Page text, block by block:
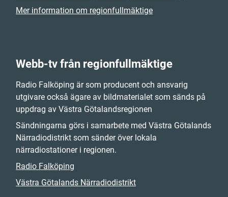
Mer information om regionfullmäktige
Webb-tv från regionfullmäktige
Radio Falköping är som producent och ansvarig
utgivare också ägare av bildmaterialet som sänds på
uppdrag av Västra Götalandsregionen
Sändningarna görs i samarbete med Västra Götalands
Närradiodistrikt som sänder över lokala
närradiostationer i regionen.
Radio Falköping
Västra Götalands Närradiodistrikt